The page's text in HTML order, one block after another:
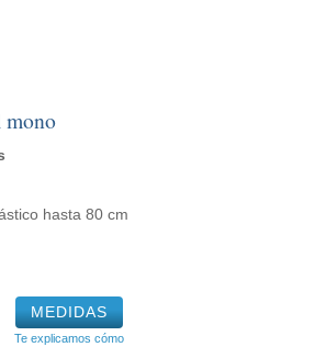
mono
hasta 80 cm
MEDIDAS
Te explicamos cómo